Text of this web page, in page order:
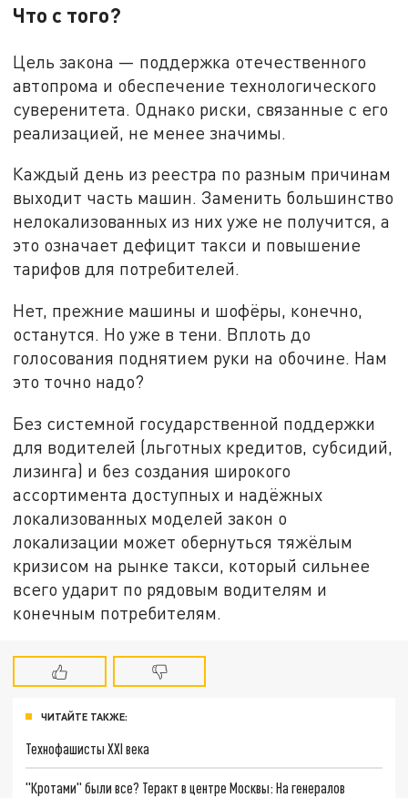
Что с того?
Цель закона — поддержка отечественного
автопрома и обеспечение технологического
суверенитета. Однако риски, связанные с его
реализацией, не менее значимы.
Каждый день из реестра по разным причинам
выходит часть машин. Заменить большинство
нелокализованных из них уже не получится, а
это означает дефицит такси и повышение
тарифов для потребителей.
Нет, прежние машины и шофёры, конечно,
останутся. Но уже в тени. Вплоть до
голосования поднятием руки на обочине. Нам
это точно надо?
Без системной государственной поддержки
для водителей (льготных кредитов, субсидий,
лизинга) и без создания широкого
ассортимента доступных и надёжных
локализованных моделей закон о
локализации может обернуться тяжёлым
кризисом на рынке такси, который сильнее
всего ударит по рядовым водителям и
конечным потребителям.
ЧИТАЙТЕ ТАКЖЕ:
Технофашисты XXI века
"Кротами" были все? Теракт в центре Москвы: На генералов